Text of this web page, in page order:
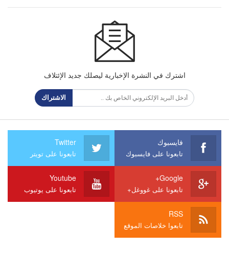
اشترك في النشرة الإخبارية ليصلك جديد الإئتلاف
الاشتراك
فايسبوك
تابعونا على فايسبوك
Twitter
تابعونا على تويتر
Google+
تابعونا على غووغل+
Youtube
تابعونا على يوتيوب
RSS
تابعوا خلاصات الموقع